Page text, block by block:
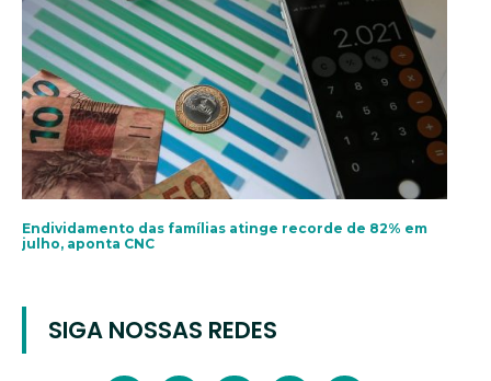
Endividamento das famílias atinge recorde de 82% em
julho, aponta CNC
SIGA NOSSAS REDES